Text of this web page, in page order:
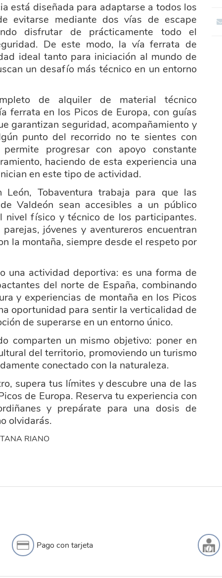
está diseñada para adaptarse a todos los
evitarse mediante dos vías de escape
disfrutar de prácticamente todo el
De este modo, la vía ferrata de
ideal tanto para iniciación al mundo de
un desafío más técnico en un entorno
de alquiler de material técnico
ferrata en los Picos de Europa, con guías
garantizan seguridad, acompañamiento y
punto del recorrido no te sientes con
progresar con apoyo constante
haciendo de esta experiencia una
en este tipo de actividad.
Tobaventura trabaja para que las
Valdeón sean accesibles a un público
nivel físico y técnico de los participantes.
jóvenes y aventureros encuentran
la montaña, siempre desde el respeto por
una actividad deportiva: es una forma de
del norte de España, combinando
y experiencias de montaña en los Picos
oportunidad para sentir la verticalidad de
de superarse en un entorno único.
comparten un mismo objetivo: poner en
del territorio, promoviendo un turismo
conectado con la naturaleza.
supera tus límites y descubre una de las
de Europa. Reserva tu experiencia con
y prepárate para una dosis de
olvidarás.
Pago con tarjeta